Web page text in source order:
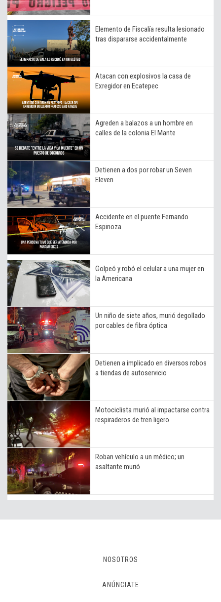
Elemento de Fiscalía resulta lesionado
tras dispararse accidentalmente
Atacan con explosivos la casa de
Exregidor en Ecatepec
Agreden a balazos a un hombre en
calles de la colonia El Mante
Detienen a dos por robar un Seven
Eleven
Accidente en el puente Fernando
Espinoza
Golpeó y robó el celular a una mujer en
la Americana
Un niño de siete años, murió degollado
por cables de fibra óptica
Detienen a implicado en diversos robos
a tiendas de autoservicio
Motociclista murió al impactarse contra
respiraderos de tren ligero
Roban vehículo a un médico; un
asaltante murió
NOSOTROS
ANÚNCIATE